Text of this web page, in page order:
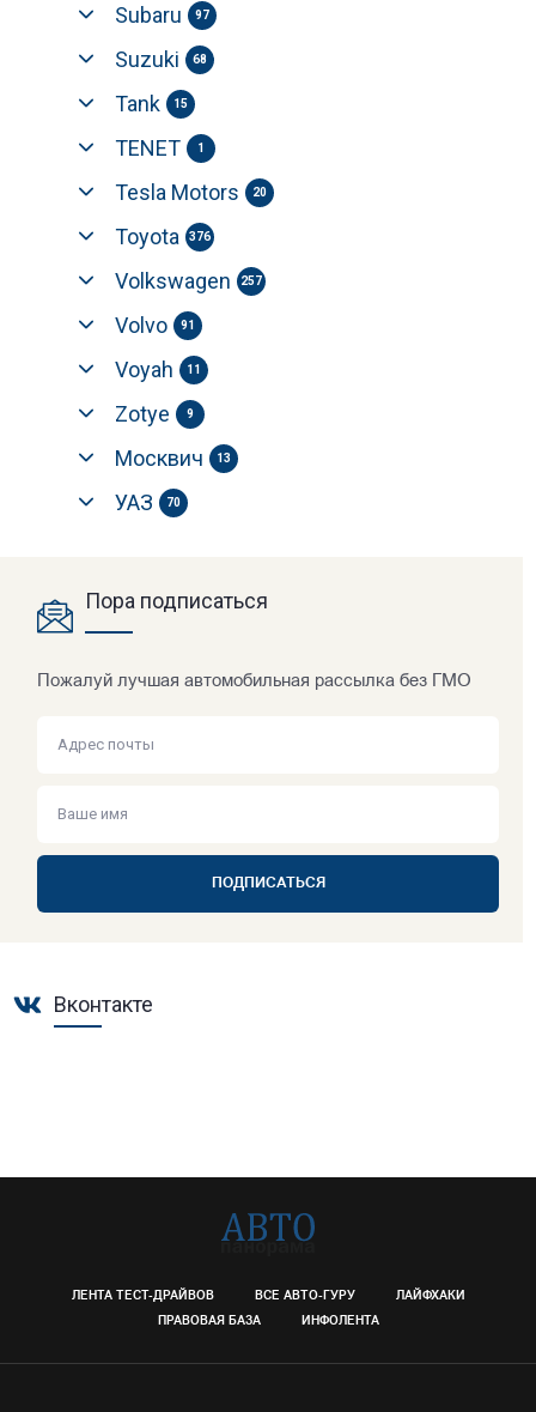
Subaru 97
Suzuki 68
Tank 15
TENET 1
Tesla Motors 20
Toyota 376
Volkswagen 257
Volvo 91
Voyah 11
Zotye 9
Москвич 13
УАЗ 70
Пора подписаться
Пожалуй лучшая автомобильная рассылка без ГМО
ПОДПИСАТЬСЯ
Вконтакте
ЛЕНТА ТЕСТ-ДРАЙВОВ ВСЕ АВТО-ГУРУ
ЛАЙФХАКИ
ПРАВОВАЯ БАЗА
ИНФОЛЕНТА